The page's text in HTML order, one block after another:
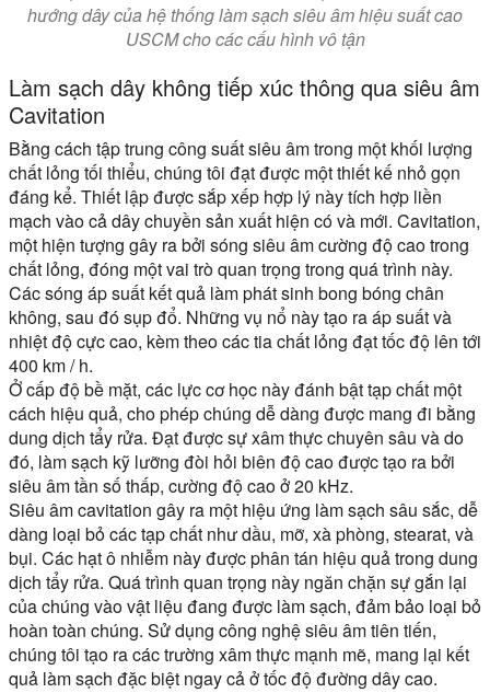
hướng dây của hệ thống làm sạch siêu âm hiệu suất cao
USCM cho các cấu hình vô tận
Làm sạch dây không tiếp xúc thông qua siêu âm
Cavitation
Bằng cách tập trung công suất siêu âm trong một khối lượng
chất lỏng tối thiểu, chúng tôi đạt được một thiết kế nhỏ gọn
đáng kể. Thiết lập được sắp xếp hợp lý này tích hợp liền
mạch vào cả dây chuyền sản xuất hiện có và mới. Cavitation,
một hiện tượng gây ra bởi sóng siêu âm cường độ cao trong
chất lỏng, đóng một vai trò quan trọng trong quá trình này.
Các sóng áp suất kết quả làm phát sinh bong bóng chân
không, sau đó sụp đổ. Những vụ nổ này tạo ra áp suất và
nhiệt độ cực cao, kèm theo các tia chất lỏng đạt tốc độ lên tới
400 km / h.
Ở cấp độ bề mặt, các lực cơ học này đánh bật tạp chất một
cách hiệu quả, cho phép chúng dễ dàng được mang đi bằng
dung dịch tẩy rửa. Đạt được sự xâm thực chuyên sâu và do
đó, làm sạch kỹ lưỡng đòi hỏi biên độ cao được tạo ra bởi
siêu âm tần số thấp, cường độ cao ở 20 kHz.
Siêu âm cavitation gây ra một hiệu ứng làm sạch sâu sắc, dễ
dàng loại bỏ các tạp chất như dầu, mỡ, xà phòng, stearat, và
bụi. Các hạt ô nhiễm này được phân tán hiệu quả trong dung
dịch tẩy rửa. Quá trình quan trọng này ngăn chặn sự gắn lại
của chúng vào vật liệu đang được làm sạch, đảm bảo loại bỏ
hoàn toàn chúng. Sử dụng công nghệ siêu âm tiên tiến,
chúng tôi tạo ra các trường xâm thực mạnh mẽ, mang lại kết
quả làm sạch đặc biệt ngay cả ở tốc độ đường dây cao.